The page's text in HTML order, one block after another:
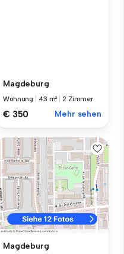
Magdeburg
Wohnung 43 m² |2 Zimmer
€ 350 Mehr sehen
Magdeburg